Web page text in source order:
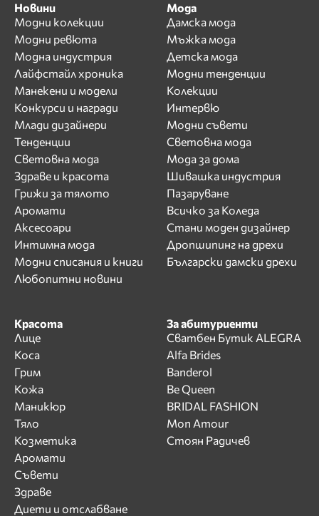
Новини
Модни колекции
Модни ревюта
Модна индустрия
Лайфстайл хроника
Манекени и модели
Конкурси и награди
Млади дизайнери
Тенденции
Световна мода
Здраве и красота
Грижи за тялото
Аромати
Аксесоари
Интимна мода
Модни списания и книги
Любопитни новини
Мода
Дамска мода
Мъжка мода
Детска мода
Модни тенденции
Колекции
Интервю
Модни съвети
Световна мода
Мода за дома
Шивашка индустрия
Пазаруване
Всичко за Коледа
Стани моден дизайнер
Дропшипинг на дрехи
Български дамски дрехи
Красота
Лице
Коса
Грим
Кожа
Маникюр
Тяло
Козметика
Аромати
Съвети
Здраве
Диети и отслабване
За абитуриенти
Сватбен Бутик ALEGRA
Alfa Brides
Banderol
Be Queen
BRIDAL FASHION
Mon Amour
Стоян Радичев